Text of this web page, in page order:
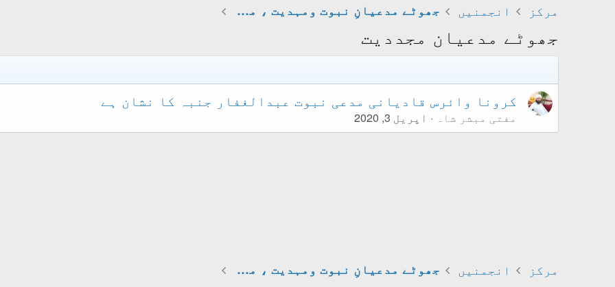
مرکز انجمنیں جھوٹے مدعیانِ نبوت ومہدیت ، مجددیت
جھوٹے مدعیان مجددیت
کرونا وائرس قادیانی مدعی نبوت عبدالغفار جنبہ کا نشان ہے
مفتی مبشر شاہ اپریل 3, 2020
مرکز انجمنیں جھوٹے مدعیانِ نبوت ومہدیت ، مجددیت